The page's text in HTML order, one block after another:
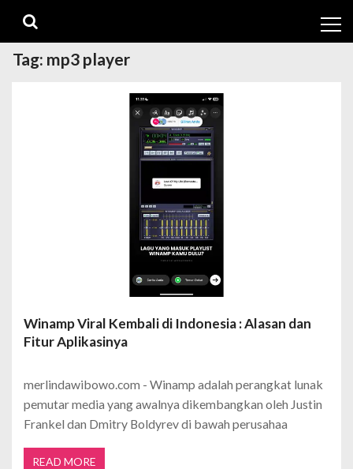
navigation
content
Tag: mp3 player
Winamp Viral Kembali di Indonesia : Alasan dan
Fitur Aplikasinya
merlindawibowo.com - Winamp adalah perangkat lunak
pemutar media yang awalnya dikembangkan oleh Justin
Frankel dan Dmitry Boldyrev di bawah perusahaa
READ MORE